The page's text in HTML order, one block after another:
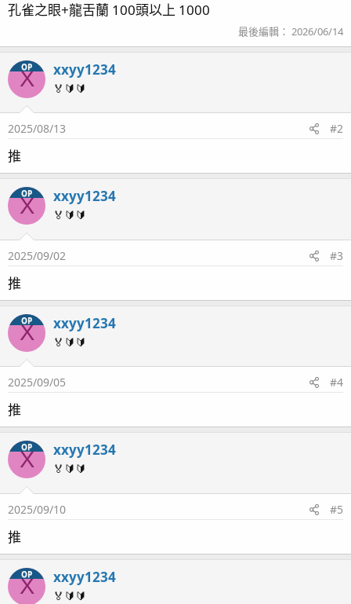
孔雀之眼+龍舌蘭 100頭以上 1000
最後編輯： 2026/06/14
OP
X xxyy1234
🏅🔰🔰
2025/08/13 #2
推
OP
X xxyy1234
🏅🔰🔰
2025/09/02 #3
推
OP
X xxyy1234
🏅🔰🔰
2025/09/05 #4
推
OP
X xxyy1234
🏅🔰🔰
2025/09/10 #5
推
OP
X xxyy1234
🏅🔰🔰